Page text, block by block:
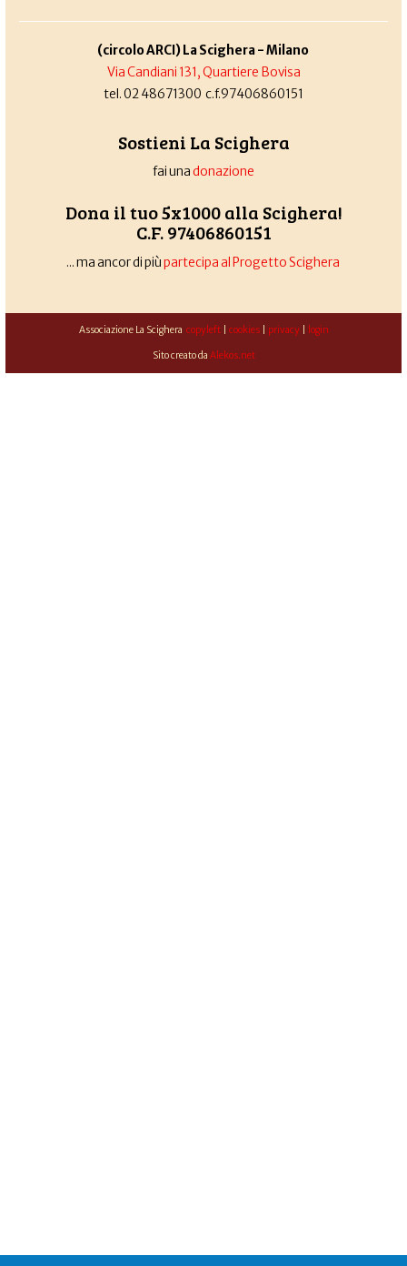
(circolo ARCI) La Scighera - Milano
Via Candiani 131, Quartiere Bovisa
tel. 02 48671300 c.f.97406860151
Sostieni La Scighera
fai unadonazione
Dona il tuo 5x1000 alla Scighera!
C.F. 97406860151
... ma ancor di piùpartecipa al Progetto Scighera
Associazione La Scighera copyleft| cookies| privacy| login
Sito creato da Alekos.net